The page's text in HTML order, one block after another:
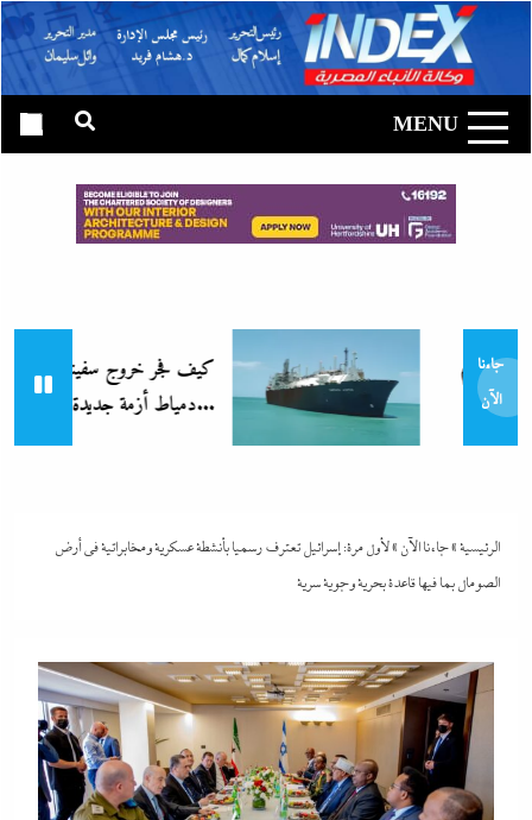
content
وكالة الأنباء
المصرية|
إندكس
MENU
جاءنا
الآن
كيف فجر خروج سفينة التغييز المحترقة في
دمياط أزمة جديدة...
الرئيسية»جاءنا الآن »لأول مرة: إسرائيل تعترف رسميا بأنشطة عسكرية ومخابراتية في أرض
الصومال بما فيها قاعدة بحرية وجوية سرية